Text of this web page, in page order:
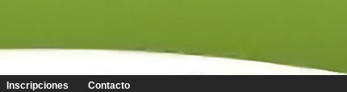
Inscripciones Contacto